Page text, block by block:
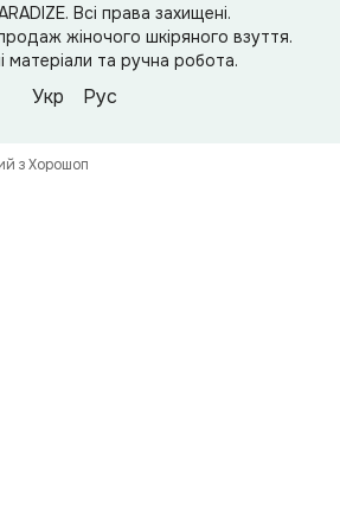
Всі права захищені.
жіночого шкіряного взуття.
матеріали та ручна робота.
Укр Рус
з Хорошоп